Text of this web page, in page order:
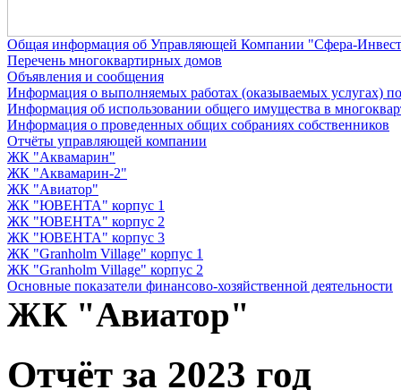
Общая информация об Управляющей Компании "Сфера-
Перечень многоквартирных домов
Объявления и сообщения
Информация о выполняемых работах (оказываемых услугах)
Информация об использовании общего имущества в
Информация о проведенных общих собраниях собственников
Отчёты управляющей компании
ЖК "Аквамарин"
ЖК "Аквамарин-2"
ЖК "Авиатор"
ЖК "ЮВЕНТА" корпус 1
ЖК "ЮВЕНТА" корпус 2
ЖК "ЮВЕНТА" корпус 3
ЖК "Granholm Village" корпус 1
ЖК "Granholm Village" корпус 2
Основные показатели финансово-хозяйственной деятельности
ЖК "Авиатор"
Отчёт за 2023 год